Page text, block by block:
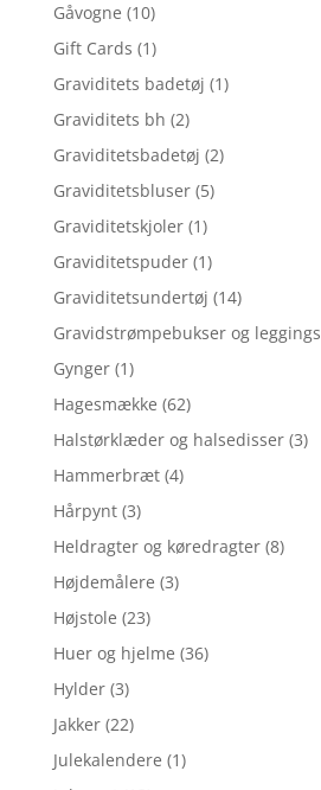
Gåvogne (10)
Gift Cards (1)
Graviditets badetøj (1)
Graviditets bh (2)
Graviditetsbadetøj (2)
Graviditetsbluser (5)
Graviditetskjoler (1)
Graviditetspuder (1)
Graviditetsundertøj (14)
Gravidstrømpebukser og leggings
Gynger (1)
Hagesmække (62)
Halstørklæder og halsedisser (3)
Hammerbræt (4)
Hårpynt (3)
Heldragter og køredragter (8)
Højdemålere (3)
Højstole (23)
Huer og hjelme (36)
Hylder (3)
Jakker (22)
Julekalendere (1)